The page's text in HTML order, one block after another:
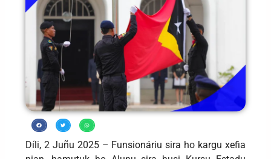
Díli, 2 Juñu 2025 – Funsionáriu sira ho kargu xefia